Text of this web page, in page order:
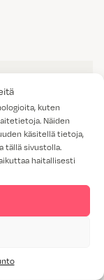
kuten
Näiden
käsitellä tietoja,
tällä sivustolla.
haitallisesti